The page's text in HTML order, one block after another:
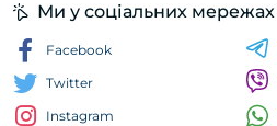
Ми у соціальних мережах
Facebook
Twitter
Instagram